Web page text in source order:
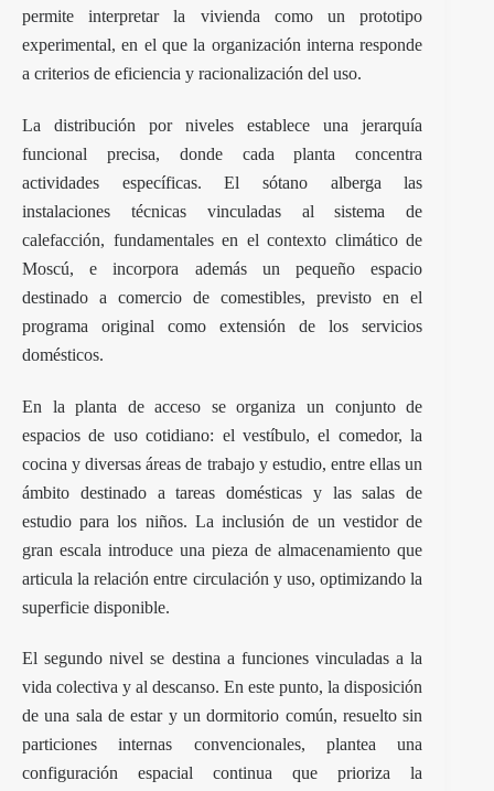
permite interpretar la vivienda como un prototipo
experimental, en el que la organización interna responde
a criterios de eficiencia y racionalización del uso.
La distribución por niveles establece una jerarquía
funcional precisa, donde cada planta concentra
actividades específicas. El sótano alberga las
instalaciones técnicas vinculadas al sistema de
calefacción, fundamentales en el contexto climático de
Moscú, e incorpora además un pequeño espacio
destinado a comercio de comestibles, previsto en el
programa original como extensión de los servicios
domésticos.
En la planta de acceso se organiza un conjunto de
espacios de uso cotidiano: el vestíbulo, el comedor, la
cocina y diversas áreas de trabajo y estudio, entre ellas un
ámbito destinado a tareas domésticas y las salas de
estudio para los niños. La inclusión de un vestidor de
gran escala introduce una pieza de almacenamiento que
articula la relación entre circulación y uso, optimizando la
superficie disponible.
El segundo nivel se destina a funciones vinculadas a la
vida colectiva y al descanso. En este punto, la disposición
de una sala de estar y un dormitorio común, resuelto sin
particiones internas convencionales, plantea una
configuración espacial continua que prioriza la